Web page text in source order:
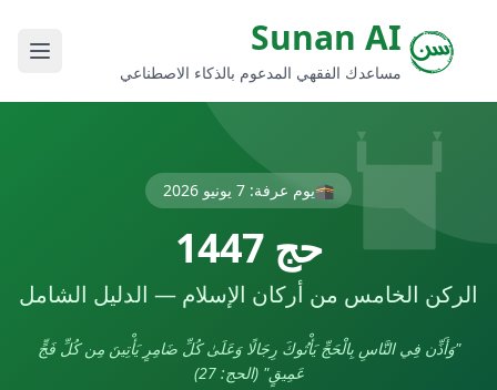
Sunan AI
مساعدك الفقهي المدعوم بالذكاء الاصطناعي
🕋يوم عرفة: 7 يونيو 2026
حج 1447
الركن الخامس من أركان الإسلام — الدليل الشامل
"وَأَذِّن فِي النَّاسِ بِالْحَجِّ يَأْتُوكَ رِجَالًا وَعَلَىٰ كُلِّ ضَامِرٍ يَأْتِينَ مِن كُلِّ فَجٍّ
عَمِيقٍ" (الحج: 27)